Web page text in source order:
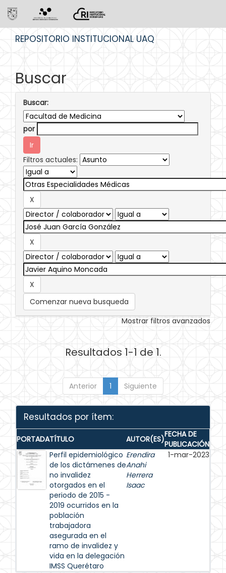
REPOSITORIO INSTITUCIONAL UAQ
Buscar
Buscar:
por
Filtros actuales:
Comenzar nueva busqueda
Mostrar filtros avanzados
Resultados 1-1 de 1.
Anterior 1 Siguiente
Resultados por ítem:
PORTADATÍTULO AUTOR(ES)FECHA DE
PUBLICACIÓN
Perfil epidemiológico
de los dictámenes de
no invalidez
otorgados en el
periodo de 2015 -
2019 ocurridos en la
población
trabajadora
asegurada en el
ramo de invalidez y
vida en la delegación
IMSS Querétaro
Erendira
Anahi
Herrera
Isaac
1-mar-2023